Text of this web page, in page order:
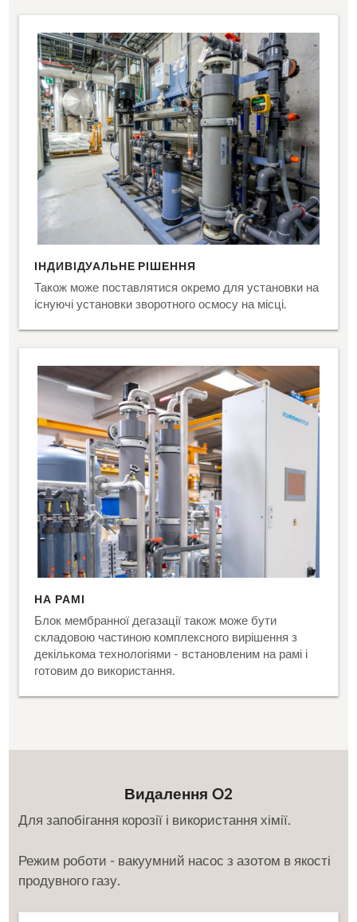
ІНДИВІДУАЛЬНЕ РІШЕННЯ
Також може поставлятися окремо для установки на
існуючі установки зворотного осмосу на місці.
НА РАМІ
Блок мембранної дегазації також може бути
складовою частиною комплексного вирішення з
декількома технологіями - встановленим на рамі і
готовим до використання.
Видалення O2
Для запобігання корозії і використання хімії.
Режим роботи - вакуумний насос з азотом в якості
продувного газу.